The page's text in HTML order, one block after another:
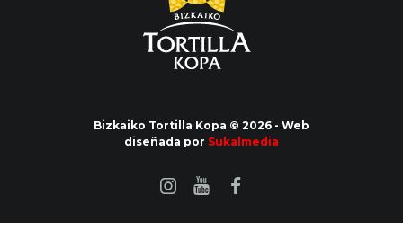
Bizkaiko Tortilla Kopa © 2026 - Web
diseñada por Sukalmedia